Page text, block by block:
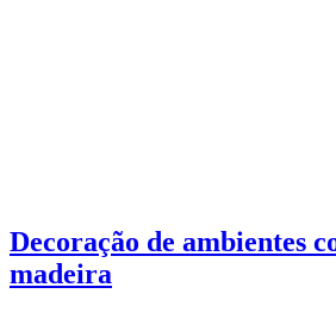
Decoração de ambientes
madeira